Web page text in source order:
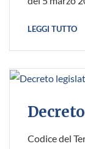
LEGGI TUTTO
Codice del